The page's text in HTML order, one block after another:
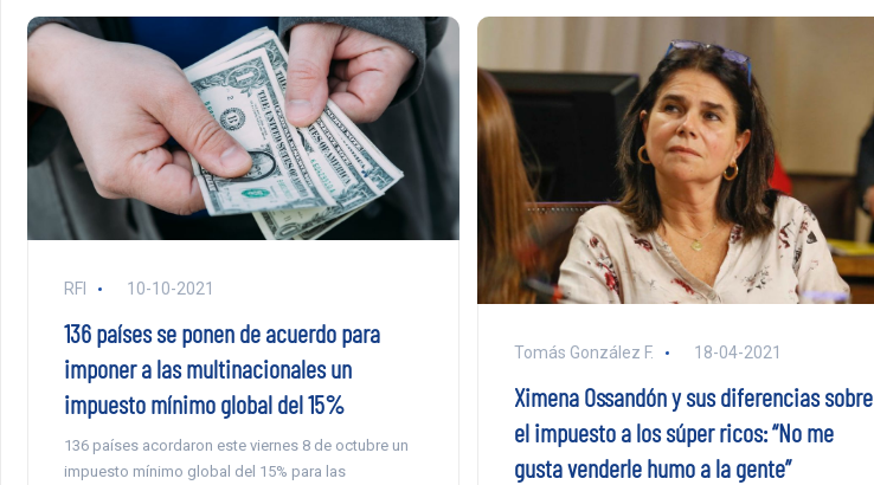
RFI 10-10-2021
136 países se ponen de acuerdo para
imponer a las multinacionales un
impuesto mínimo global del 15%
136 países acordaron este viernes 8 de octubre un
impuesto mínimo global del 15% para las
Tomás González F. 18-04-2021
Ximena Ossandón y sus diferencias sobre
el impuesto a los súper ricos: “No me
gusta venderle humo a la gente”